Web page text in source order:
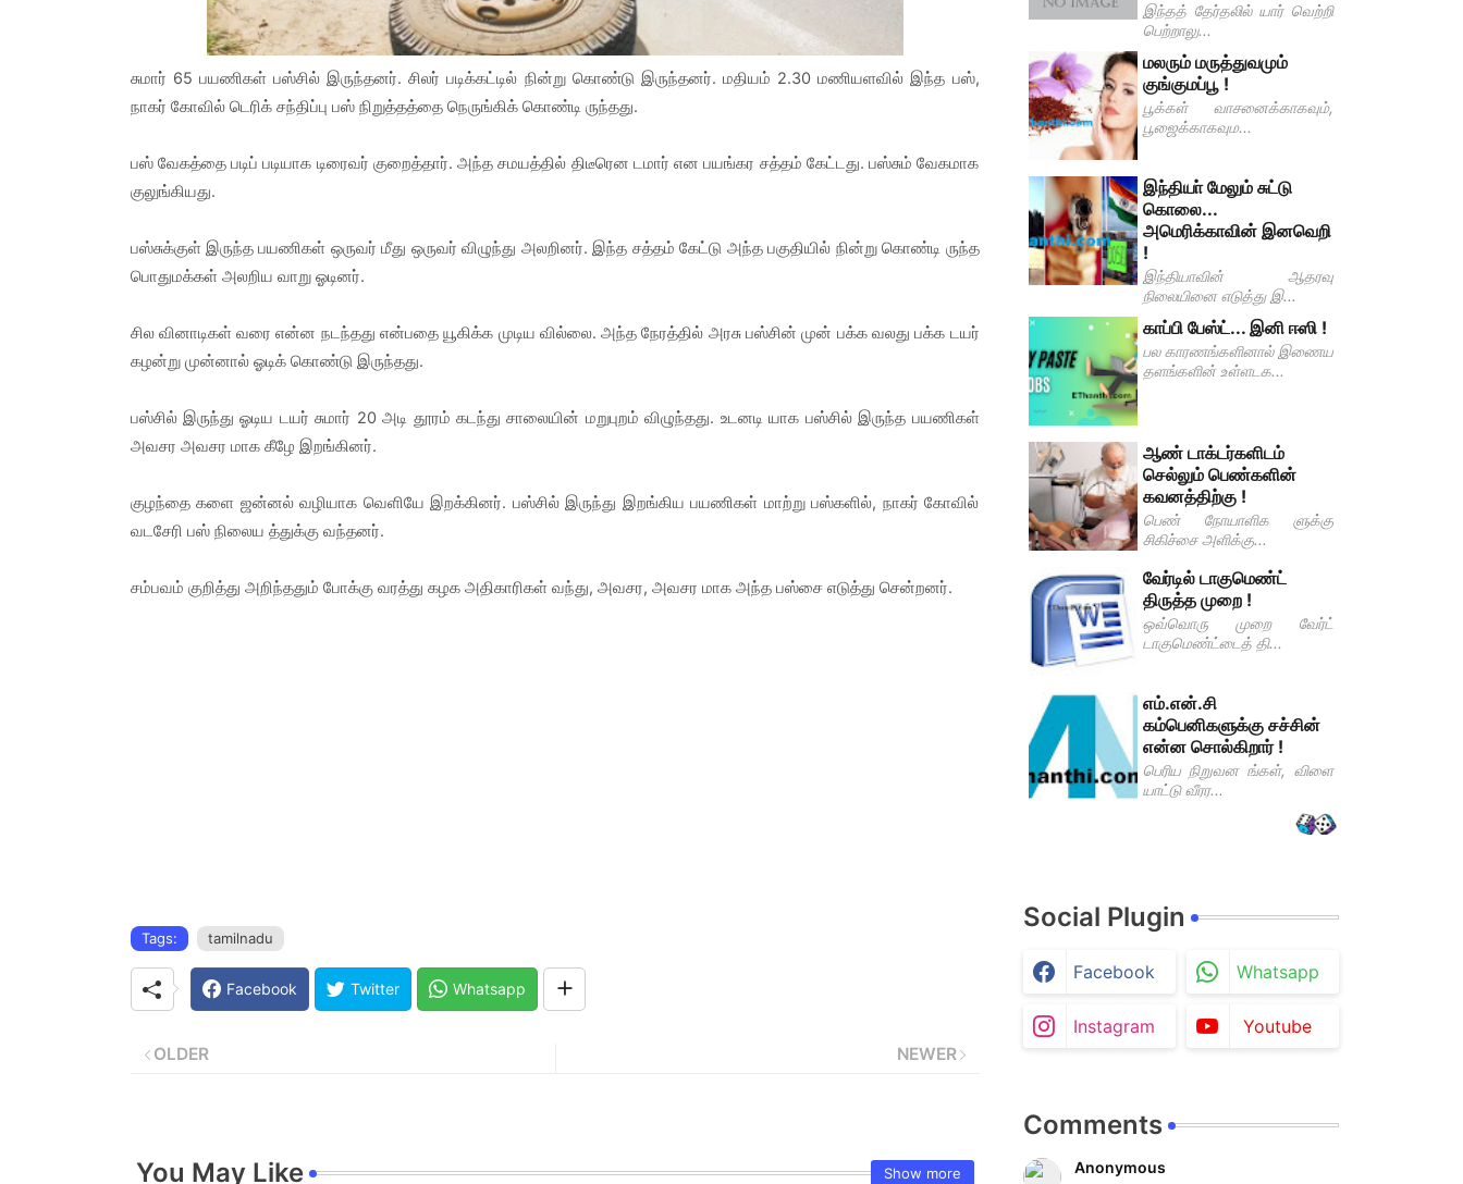
சுமார் 65 பயணிகள் பஸ்சில் இருந்தனர். சிலர் படிக்கட்டில் நின்று கொண்டு இருந்தனர். மதியம் 2.30 மணியளவில் இந்த பஸ்,
நாகர் கோவில் டெரிக் சந்திப்பு பஸ் நிறுத்தத்தை நெருங்கிக் கொண்டி ருந்தது.
பஸ் வேகத்தை படிப் படியாக டிரைவர் குறைத்தார். அந்த சமயத்தில் திடீரென டமார் என பயங்கர சத்தம் கேட்டது. பஸ்சும் வேகமாக
குலுங்கியது.
பஸ்சுக்குள் இருந்த பயணிகள் ஒருவர் மீது ஒருவர் விழுந்து அலறினர். இந்த சத்தம் கேட்டு அந்த பகுதியில் நின்று கொண்டி ருந்த
பொதுமக்கள் அலறிய வாறு ஓடினர்.
சில வினாடிகள் வரை என்ன நடந்தது என்பதை யூகிக்க முடிய வில்லை. அந்த நேரத்தில் அரசு பஸ்சின் முன் பக்க வலது பக்க டயர்
கழன்று முன்னால் ஓடிக் கொண்டு இருந்தது.
பஸ்சில் இருந்து ஓடிய டயர் சுமார் 20 அடி தூரம் கடந்து சாலையின் மறுபுறம் விழுந்தது. உடனடி யாக பஸ்சில் இருந்த பயணிகள்
அவசர அவசர மாக கீழே இறங்கினர்.
குழந்தை களை ஜன்னல் வழியாக வெளியே இறக்கினர். பஸ்சில் இருந்து இறங்கிய பயணிகள் மாற்று பஸ்களில், நாகர் கோவில்
வடசேரி பஸ் நிலைய த்துக்கு வந்தனர்.
சம்பவம் குறித்து அறிந்ததும் போக்கு வரத்து கழக அதிகாரிகள் வந்து, அவசர, அவசர மாக அந்த பஸ்சை எடுத்து சென்றனர்.
Tags: tamilnadu
Facebook Twitter Whatsapp
NEWER
OLDER
You May Like Show more
இந்தத் தேர்தலில் யார் வெற்றி
பெற்றாலு...
மலரும் மருத்துவமும்
குங்குமப்பூ !
பூக்கள் வாசனைக்காகவும்,
பூஜைக்காகவும...
இந்தியா் மேலும் சுட்டு
கொலை...
அமெரிக்காவின் இனவெறி
!
இந்தியாவின் ஆதரவு
நிலையினை எடுத்து இ...
காப்பி பேஸ்ட்... இனி ஈஸி !
பல காரணங்களினால் இணைய
தளங்களின் உள்ளடக...
ஆண் டாக்டர்களிடம்
செல்லும் பெண்களின்
கவனத்திற்கு !
பெண் நோயாளிக ளுக்கு
சிகிச்சை அளிக்கு...
வேர்டில் டாகுமெண்ட்
திருத்த முறை !
ஒவ்வொரு முறை வேர்ட்
டாகுமெண்ட்டைத் தி...
எம்.என்.சி
கம்பெனிகளுக்கு சச்சின்
என்ன சொல்கிறார் !
பெரிய நிறுவன ங்கள், விளை
யாட்டு வீரர...
Social Plugin
Facebook Whatsapp
Instagram Youtube
Comments
Anonymous